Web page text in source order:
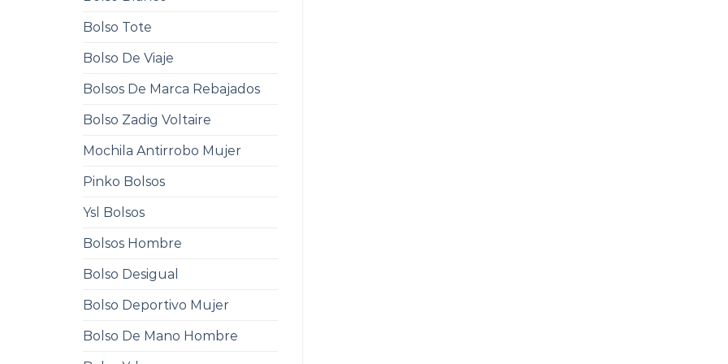
Bolso Tote
Bolso De Viaje
Bolsos De Marca Rebajados
Bolso Zadig Voltaire
Mochila Antirrobo Mujer
Pinko Bolsos
Ysl Bolsos
Bolsos Hombre
Bolso Desigual
Bolso Deportivo Mujer
Bolso De Mano Hombre